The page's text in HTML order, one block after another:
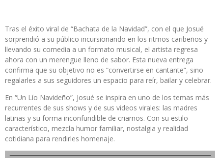
Tras el éxito viral de “Bachata de la Navidad”, con el que Josué
sorprendió a su público incursionando en los ritmos caribeños y
llevando su comedia a un formato musical, el artista regresa
ahora con un merengue lleno de sabor. Esta nueva entrega
confirma que su objetivo no es “convertirse en cantante”, sino
regalarles a sus seguidores un espacio para reír, bailar y celebrar.
En “Un Lío Navideño”, Josué se inspira en uno de los temas más
recurrentes de sus shows y de sus videos virales: las madres
latinas y su forma inconfundible de criarnos. Con su estilo
característico, mezcla humor familiar, nostalgia y realidad
cotidiana para rendirles homenaje.